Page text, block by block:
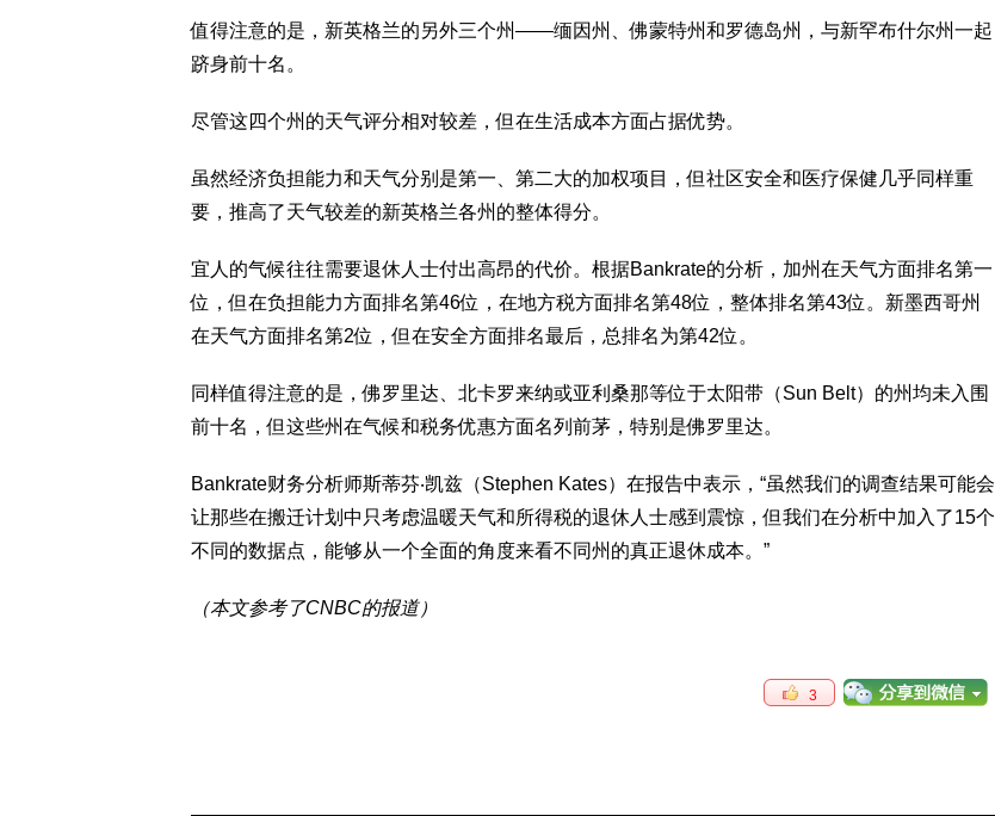
值得注意的是，新英格兰的另外三个州——缅因州、佛蒙特州和罗德岛州，与新罕布什尔州一起
跻身前十名。
尽管这四个州的天气评分相对较差，但在生活成本方面占据优势。
虽然经济负担能力和天气分别是第一、第二大的加权项目，但社区安全和医疗保健几乎同样重
要，推高了天气较差的新英格兰各州的整体得分。
宜人的气候往往需要退休人士付出高昂的代价。根据Bankrate的分析，加州在天气方面排名第一
位，但在负担能力方面排名第46位，在地方税方面排名第48位，整体排名第43位。新墨西哥州
在天气方面排名第2位，但在安全方面排名最后，总排名为第42位。
同样值得注意的是，佛罗里达、北卡罗来纳或亚利桑那等位于太阳带（Sun Belt）的州均未入围
前十名，但这些州在气候和税务优惠方面名列前茅，特别是佛罗里达。
Bankrate财务分析师斯蒂芬‧凯兹（Stephen Kates）在报告中表示，“虽然我们的调查结果可能会
让那些在搬迁计划中只考虑温暖天气和所得税的退休人士感到震惊，但我们在分析中加入了15个
不同的数据点，能够从一个全面的角度来看不同州的真正退休成本。”
（本文参考了CNBC的报道）
3